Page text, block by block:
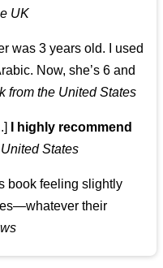
UK
was 3 years old. I used
Now, she’s 6 and
from the United States
I highly recommend
States
book feeling slightly
their